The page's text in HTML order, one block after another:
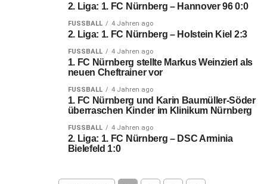
2. Liga: 1. FC Nürnberg – Hannover 96 0:0
FUSSBALL 4 Jahren ago
2. Liga: 1. FC Nürnberg – Holstein Kiel 2:3
FUSSBALL 4 Jahren ago
1. FC Nürnberg stellte Markus Weinzierl als
neuen Cheftrainer vor
FUSSBALL 4 Jahren ago
1. FC Nürnberg und Karin Baumüller-Söder
überraschen Kinder im Klinikum Nürnberg
FUSSBALL 4 Jahren ago
2. Liga: 1. FC Nürnberg – DSC Arminia
Bielefeld 1:0